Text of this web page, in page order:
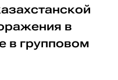
в
в групповом